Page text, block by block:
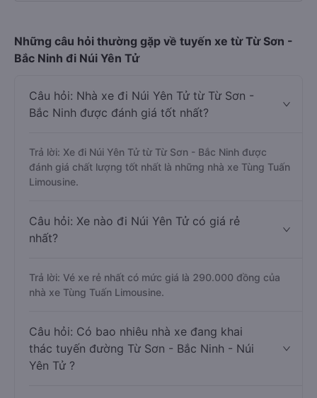
Những câu hỏi thường gặp về tuyến xe từ Từ Sơn -
Bắc Ninh đi Núi Yên Tử
Câu hỏi: Nhà xe đi Núi Yên Tử từ Từ Sơn -
Bắc Ninh được đánh giá tốt nhất?
Trả lời: Xe đi Núi Yên Tử từ Từ Sơn - Bắc Ninh được
đánh giá chất lượng tốt nhất là những nhà xe Tùng Tuấn
Limousine.
Câu hỏi: Xe nào đi Núi Yên Tử có giá rẻ
nhất?
Trả lời: Vé xe rẻ nhất có mức giá là 290.000 đồng của
nhà xe Tùng Tuấn Limousine.
Câu hỏi: Có bao nhiêu nhà xe đang khai
thác tuyến đường Từ Sơn - Bắc Ninh - Núi
Yên Tử ?